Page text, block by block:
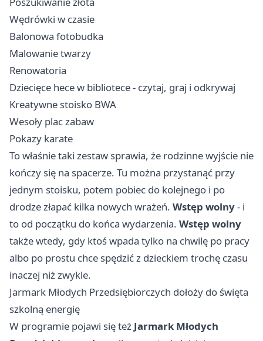
Wędrówki w czasie
Balonowa fotobudka
Malowanie twarzy
Renowatoria
Dziecięce hece w bibliotece - czytaj, graj i odkrywaj
Kreatywne stoisko BWA
Wesoły plac zabaw
Pokazy karate
To właśnie taki zestaw sprawia, że rodzinne wyjście nie
kończy się na spacerze. Tu można przystanąć przy
jednym stoisku, potem pobiec do kolejnego i po
drodze złapać kilka nowych wrażeń. Wstęp wolny- i
to od początku do końca wydarzenia. Wstęp wolny
także wtedy, gdy ktoś wpada tylko na chwilę po pracy
albo po prostu chce spędzić z dzieckiem trochę czasu
inaczej niż zwykle.
Jarmark Młodych Przedsiębiorczych dołoży do święta
szkolną energię
W programie pojawi się też Jarmark Młodych